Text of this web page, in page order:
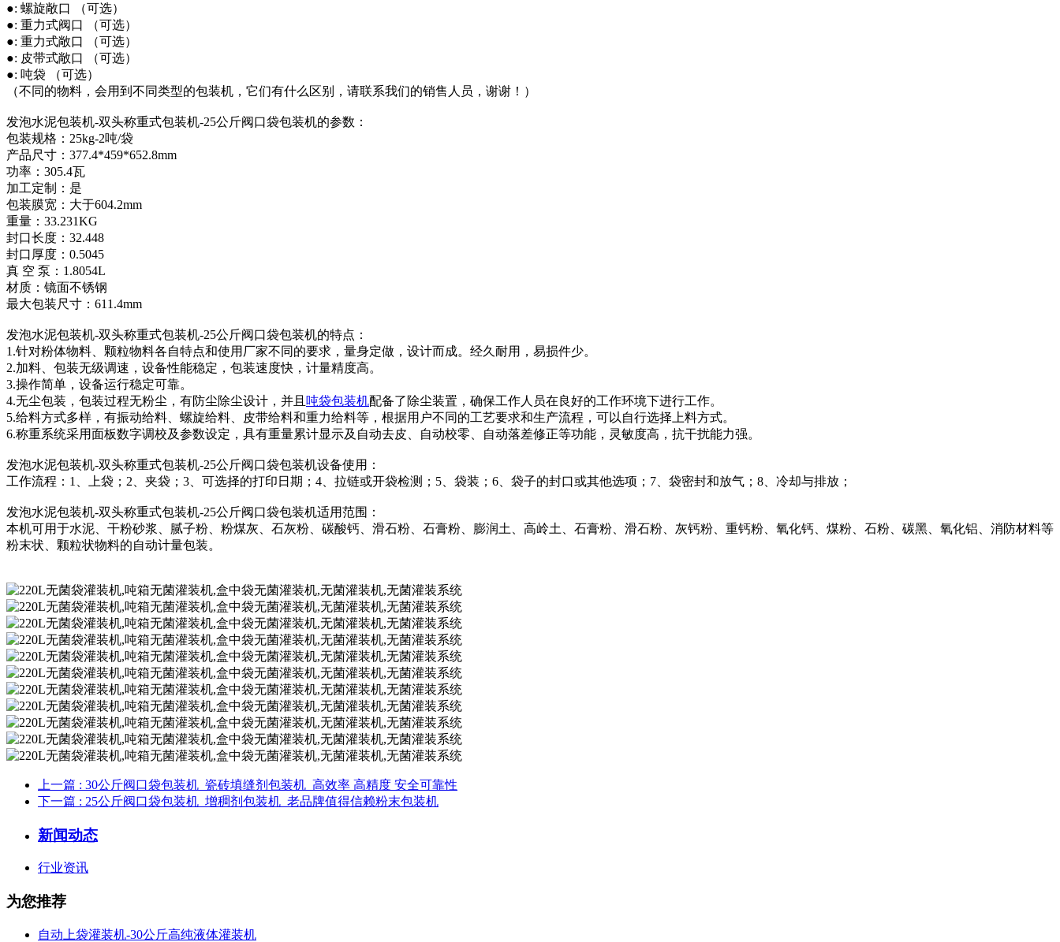
●: 螺旋敞口 （可选）
●: 重力式阀口 （可选）
●: 重力式敞口 （可选）
●: 皮带式敞口 （可选）
●: 吨袋 （可选）
（不同的物料，会用到不同类型的包装机，它们有什么区别，请联系我们的销售人员，谢谢！）
发泡水泥包装机-双头称重式包装机-25公斤阀口袋包装机的参数：
包装规格：25kg-2吨/袋
产品尺寸：377.4*459*652.8mm
功率：305.4瓦
加工定制：是
包装膜宽：大于604.2mm
重量：33.231KG
封口长度：32.448
封口厚度：0.5045
真 空 泵：1.8054L
材质：镜面不锈钢
最大包装尺寸：611.4mm
发泡水泥包装机-双头称重式包装机-25公斤阀口袋包装机的特点：
1.针对粉体物料、颗粒物料各自特点和使用厂家不同的要求，量身定做，设计而成。经久耐用，易损件少。
2.加料、包装无级调速，设备性能稳定，包装速度快，计量精度高。
3.操作简单，设备运行稳定可靠。
4.无尘包装，包装过程无粉尘，有防尘除尘设计，并且 吨袋包装机配备了除尘装置，确保工作人员在良好的工作环境下进行工作。
5.给料方式多样，有振动给料、螺旋给料、皮带给料和重力给料等，根据用户不同的工艺要求和生产流程，可以自行选择上料方式。
6.称重系统采用面板数字调校及参数设定，具有重量累计显示及自动去皮、自动校零、自动落差修正等功能，灵敏度高，抗干扰能力强。
发泡水泥包装机-双头称重式包装机-25公斤阀口袋包装机设备使用：
工作流程：1、上袋；2、夹袋；3、可选择的打印日期；4、拉链或开袋检测；5、袋装；6、袋子的封口或其他选项；7、袋密封和放气；8、冷却与排放；
发泡水泥包装机-双头称重式包装机-25公斤阀口袋包装机适用范围：
本机可用于水泥、干粉砂浆、腻子粉、粉煤灰、石灰粉、碳酸钙、滑石粉、石膏粉、膨润土、高岭土、石膏粉、滑石粉、灰钙粉、重钙粉、氧化钙、煤粉、石粉、碳黑、氧化铝、消防材料等
粉末状、颗粒状物料的自动计量包装。
上一篇 : 30公斤阀口袋包装机_瓷砖填缝剂包装机_高效率 高精度 安全可靠性
下一篇 : 25公斤阀口袋包装机_增稠剂包装机_老品牌值得信赖粉末包装机
新闻动态
行业资讯
为您推荐
自动上袋灌装机-30公斤高纯液体灌装机